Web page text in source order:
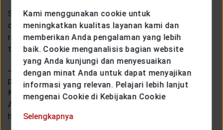
Siapa yang sering memasak sambil melihat-lihat ponsel
dan scrollingresep maupun media sosial? Semua orang
rasanya, ya? Zaman sekarang, ponsel memang tidak
terlepaskan dari hidup sehari-hari.
Jangan sepelekan bakteri dari ponsel sebab ternyata
ponsel adalah salah satu
barang terkotordi dunia.
Karena itu, hindari memasak sambil
scrolling
Atau, bersihkan dulu ponsel dengan desinfektan setiap
hari, sebelum memasak sambil main ponsel.
Kami menggunakan cookie untuk
meningkatkan kualitas layanan kami dan
memberikan Anda pengalaman yang lebih
baik. Cookie menganalisis bagian website
yang Anda kunjungi dan menyesuaikan
dengan minat Anda untuk dapat menyajikan
informasi yang relevan. Pelajari lebih lanjut
mengenai Cookie di Kebijakan Cookie
Selengkapnya